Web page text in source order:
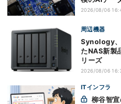
2026/08/06
周辺機器
Synology、
たNAS新
リーズ
2026/08/06
ITインフラ